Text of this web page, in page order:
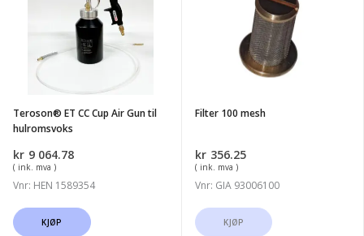
Gun
hulromsvoks
Teroson® ET CC Cup Air Gun til
hulromsvoks
kr 9 064.78
( ink. mva )
Vnr: HEN 1589354
KJØP
Filter 100 mesh
kr 356.25
( ink. mva )
Vnr: GIA 93006100
KJØP